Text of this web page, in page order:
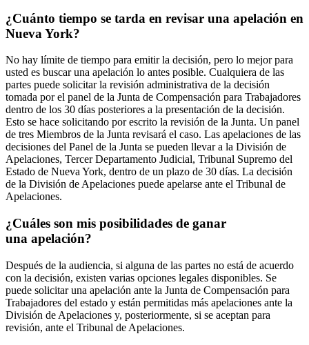
¿Cuánto tiempo se tarda en revisar una apelación en
Nueva York?
No hay límite de tiempo para emitir la decisión, pero lo mejor para
usted es buscar una apelación lo antes posible. Cualquiera de las
partes puede solicitar la revisión administrativa de la decisión
tomada por el panel de la Junta de Compensación para Trabajadores
dentro de los 30 días posteriores a la presentación de la decisión.
Esto se hace solicitando por escrito la revisión de la Junta. Un panel
de tres Miembros de la Junta revisará el caso. Las apelaciones de las
decisiones del Panel de la Junta se pueden llevar a la División de
Apelaciones, Tercer Departamento Judicial, Tribunal Supremo del
Estado de Nueva York, dentro de un plazo de 30 días. La decisión
de la División de Apelaciones puede apelarse ante el Tribunal de
Apelaciones.
¿Cuáles son mis posibilidades de ganar
una apelación?
Después de la audiencia, si alguna de las partes no está de acuerdo
con la decisión, existen varias opciones legales disponibles. Se
puede solicitar una apelación ante la Junta de Compensación para
Trabajadores del estado y están permitidas más apelaciones ante la
División de Apelaciones y, posteriormente, si se aceptan para
revisión, ante el Tribunal de Apelaciones.